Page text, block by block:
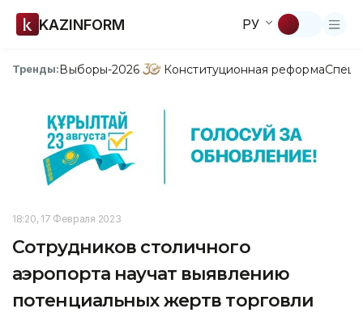
KAZINFORM РУ
Тренды:Выборы-2026 Конституционная реформа
18:20, 17 Февраля 2023
Сотрудников столичного
аэропорта научат выявлению
потенциальных жертв торговли